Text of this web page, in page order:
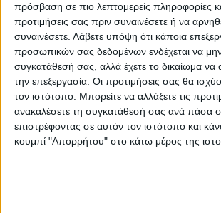
πρόσβαση σε πιο λεπτομερείς πληροφορίες
προτιμήσεις σας πριν συναινέσετε ή να
συναινέσετε. Λάβετε υπόψη ότι κάποια
προσωπικών σας δεδομένων ενδέχεται να μην
συγκατάθεσή σας, αλλά έχετε το δικαίωμα να
την επεξεργασία. Οι προτιμήσεις σας θα
τον ιστότοπο. Μπορείτε να αλλάξετε τις
ανακαλέσετε τη συγκατάθεσή σας ανά πάσα
επιστρέφοντας σε αυτόν τον ιστότοπο και
κουμπί "Απορρήτου" στο κάτω μέρος της
μικρά προγράμματα
κομφούζιο, σπάνιες φυλές κ.α)
ερχόμενη εβδομάδα θα μπει
βιολογικά.
Αυτοί έχουν το μαχαίρι, αυτοί
Το Agronews είναι εδώ να
πληροφορίες από αρμόδιες